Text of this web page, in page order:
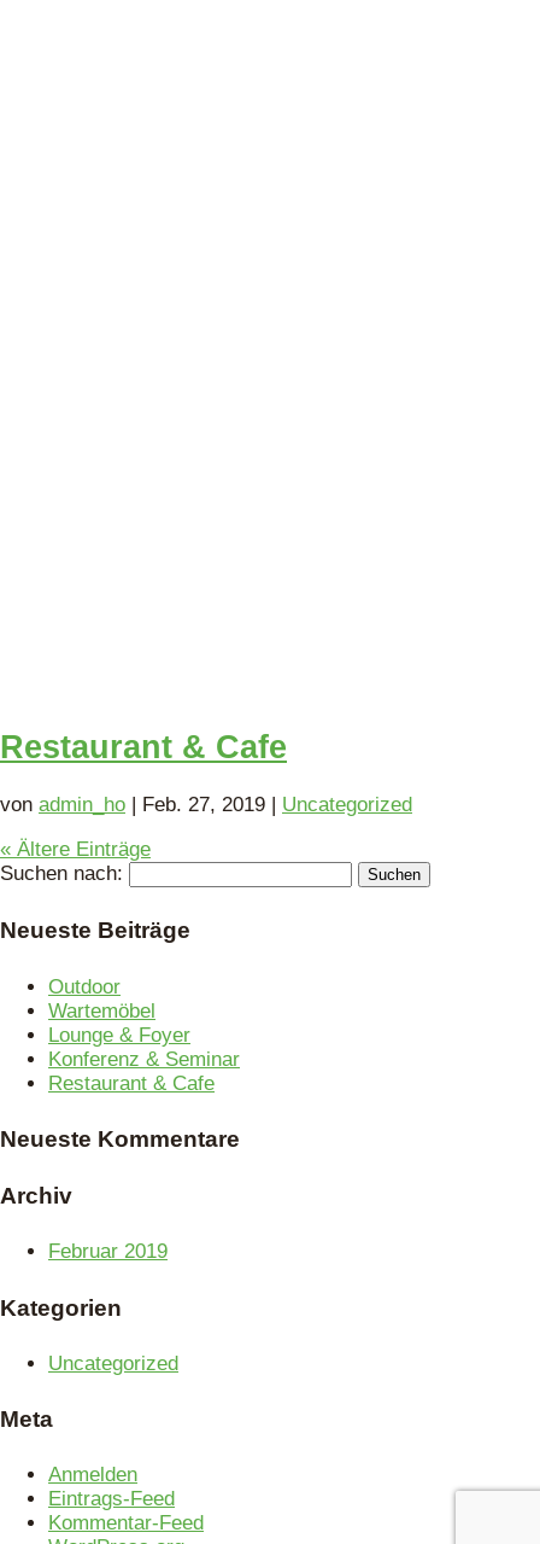
Restaurant & Cafe
von admin_ho | Feb. 27, 2019 | Uncategorized
« Ältere Einträge
Suchen nach:
Neueste Beiträge
Outdoor
Wartemöbel
Lounge & Foyer
Konferenz & Seminar
Restaurant & Cafe
Neueste Kommentare
Archiv
Februar 2019
Kategorien
Uncategorized
Meta
Anmelden
Eintrags-Feed
Kommentar-Feed